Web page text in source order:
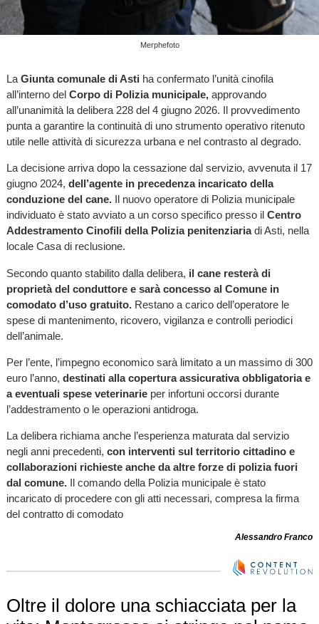
Merphefoto
La Giunta comunale di Asti ha confermato l’unità cinofila
all’interno del Corpo di Polizia municipale,approvando
all’unanimità la delibera 228 del 4 giugno 2026. Il provvedimento
punta a garantire la continuità di uno strumento operativo ritenuto
utile nelle attività di sicurezza urbana e nel contrasto al degrado.
La decisione arriva dopo la cessazione dal servizio, avvenuta il 17
giugno 2024, dell’agente in precedenza incaricato della
conduzione del cane.Il nuovo operatore di Polizia municipale
individuato è stato avviato a un corso specifico presso il Centro
Addestramento Cinofili della Polizia penitenziariadi Asti, nella
locale Casa di reclusione.
Secondo quanto stabilito dalla delibera, il cane resterà di
proprietà del conduttore e sarà concesso al Comune in
comodato d’uso gratuito.Restano a carico dell’operatore le
spese di mantenimento, ricovero, vigilanza e controlli periodici
dell’animale.
Per l’ente, l’impegno economico sarà limitato a un massimo di 300
euro l’anno, destinati alla copertura assicurativa obbligatoria e
a eventuali spese veterinarie per infortuni occorsi durante
l’addestramento o le operazioni antidroga.
La delibera richiama anche l’esperienza maturata dal servizio
negli anni precedenti, con interventi sul territorio cittadino e
collaborazioni richieste anche da altre forze di polizia fuori
dal comune.Il comando della Polizia municipale è stato
incaricato di procedere con gli atti necessari, compresa la firma
del contratto di comodato
Alessandro Franco
Oltre il dolore una schiacciata per la